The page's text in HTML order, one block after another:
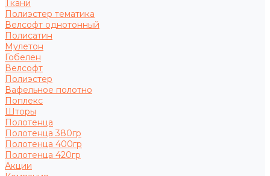
Ткани
Полиэстер тематика
Велсофт однотонный
Полисатин
Мулетон
Гобелен
Велсофт
Полиэстер
Вафельное полотно
Поплекс
Шторы
Полотенца
Полотенца 380гр
Полотенца 400гр
Полотенца 420гр
Акции